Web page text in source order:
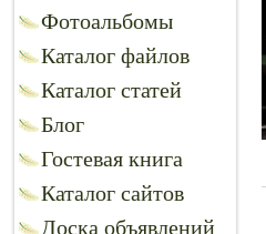
Фотоальбомы
Каталог файлов
Каталог статей
Блог
Гостевая книга
Каталог сайтов
Доска объявлений